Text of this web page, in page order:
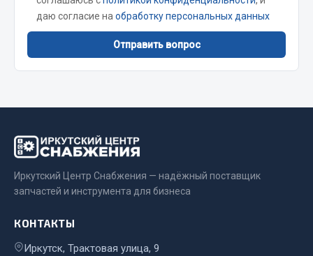
Масла
Охладжающие жидкости
Технические жидкости
Гайки
Пресс-масленки
Пробки
даю согласие на обработку персональных данных
Отправить вопрос
Иркутский Центр Снабжения — надёжный поставщик
запчастей и инструмента для бизнеса
КОНТАКТЫ
Иркутск, Трактовая улица, 9